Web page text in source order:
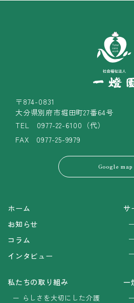
〒874-0831
大分県別府市堀田町27番64号
Google map
TEL 0977-22-6100（代）
FAX 0977-25-9979
ホーム
お知らせ
コラム
インタビュー
サ
私たちの取り組み
らしさを大切にした介護
一